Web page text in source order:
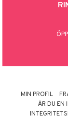
MIN PROFIL
ÄR DU EN